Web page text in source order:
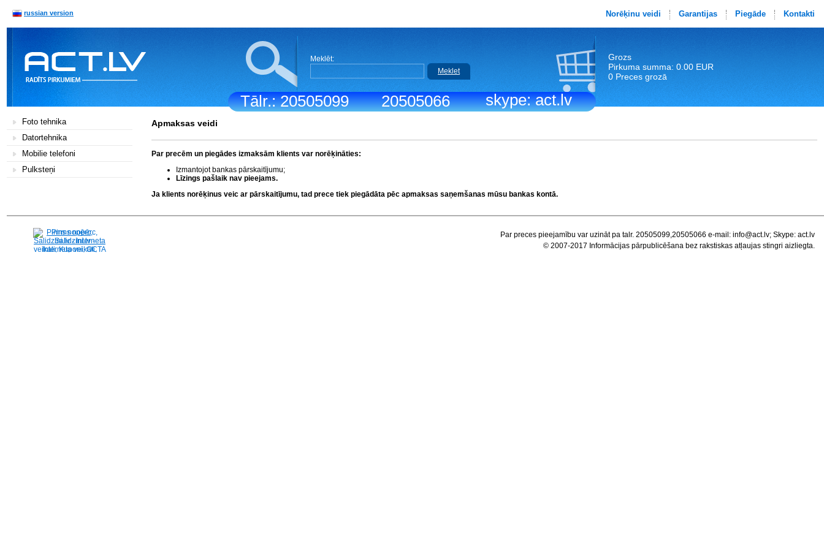
Tālr.: 20505099 20505066 skype: act.lv
russian version Norēķinu veidi Garantijas Piegāde Kontakti
Meklēt:
Meklet
Grozs
Pirkuma summa: 0.00 EUR
0 Preces grozā
Foto tehnika
Datortehnika
Mobilie telefoni
Pulksteņi
Apmaksas veidi
Par precēm un piegādes izmaksām klients var norēķināties:
Izmantojot bankas pārskaitījumu;
Līzings pašlaik nav pieejams.
Ja klients norēķinus veic ar pārskaitījumu, tad prece tiek piegādāta pēc apmaksas saņemšanas mūsu bankas kontā.
Pirms nopērc,
Salidzini.lv - Interneta
veikali, Kuponi, OCTA
Par preces pieejamību var uzināt pa talr. 20505099,20505066 e-mail: info@act.lv; Skype: act.lv
© 2007-2017 Informācijas pārpublicēšana bez rakstiskas atļaujas stingri aizliegta.